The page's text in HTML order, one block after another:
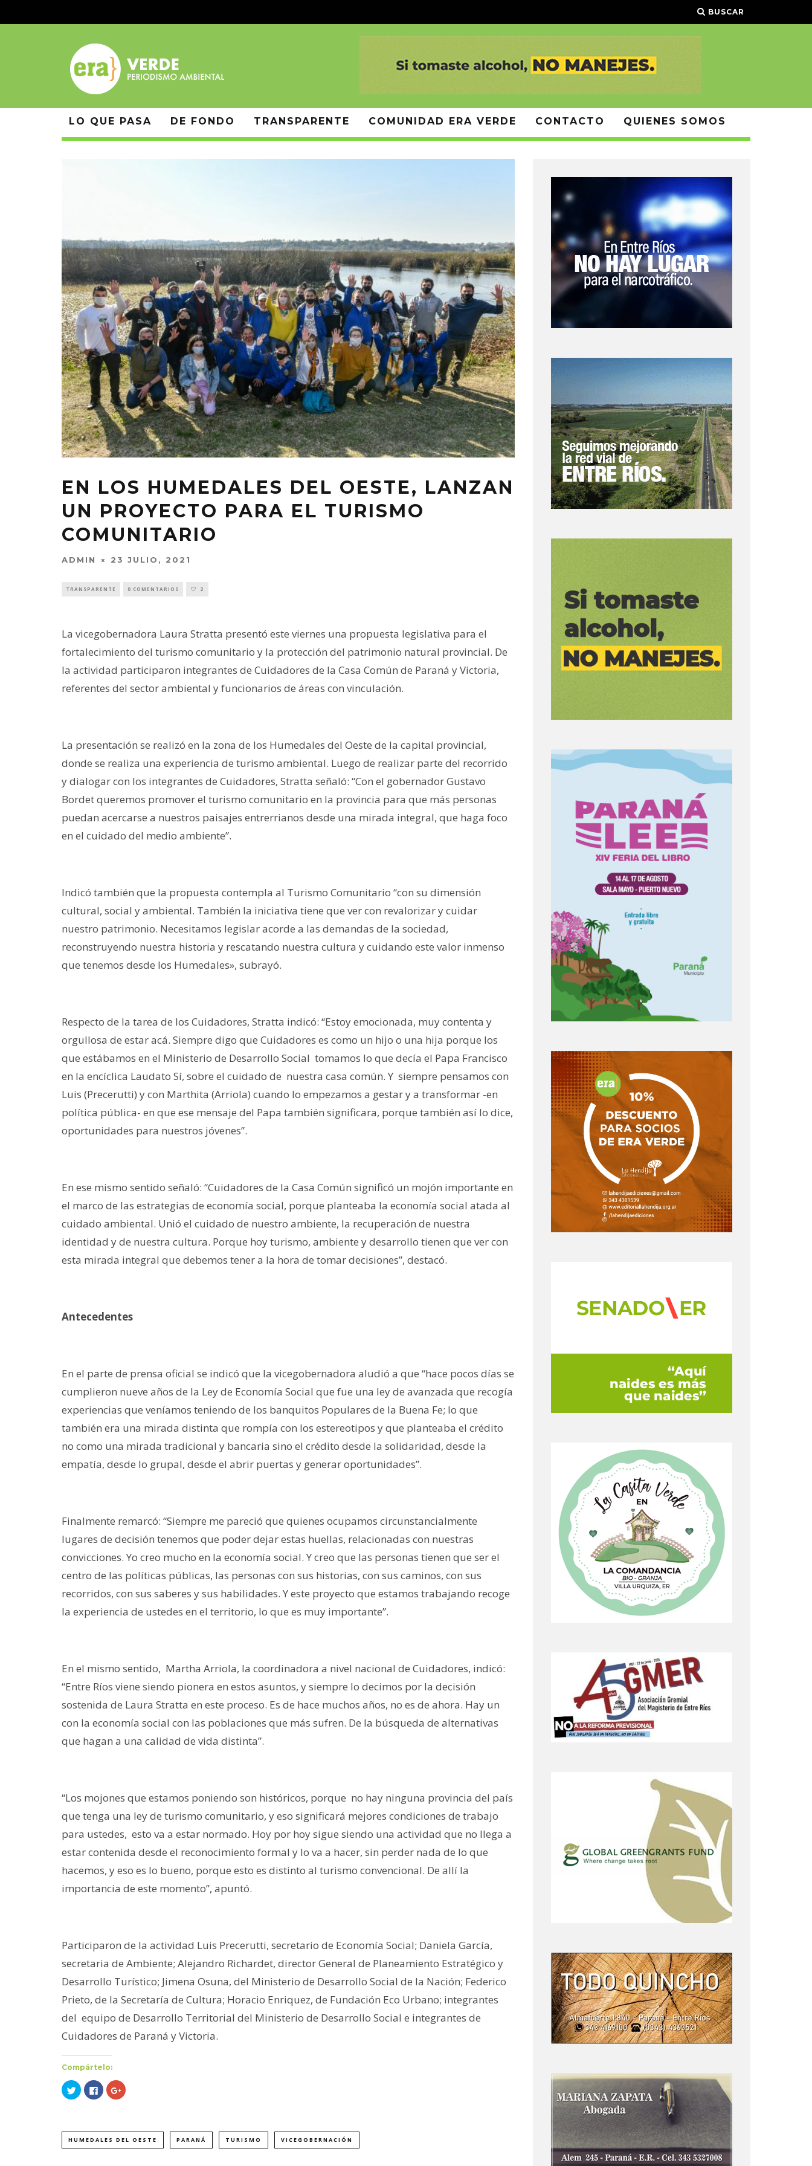
BUSCAR
LO QUE PASA DE FONDO TRANSPARENTE COMUNIDAD ERA VERDE CONTACTO QUIENES SOMOS
EN LOS HUMEDALES DEL OESTE, LANZAN
UN PROYECTO PARA EL TURISMO
COMUNITARIO
ADMIN 23 JULIO, 2021
TRANSPARENTE 0 COMENTARIOS 2
La vicegobernadora Laura Stratta presentó este viernes una propuesta legislativa para el
fortalecimiento del turismo comunitario y la protección del patrimonio natural provincial. De
la actividad participaron integrantes de Cuidadores de la Casa Común de Paraná y Victoria,
referentes del sector ambiental y funcionarios de áreas con vinculación.
La presentación se realizó en la zona de los Humedales del Oeste de la capital provincial,
donde se realiza una experiencia de turismo ambiental. Luego de realizar parte del recorrido
y dialogar con los integrantes de Cuidadores, Stratta señaló: “Con el gobernador Gustavo
Bordet queremos promover el turismo comunitario en la provincia para que más personas
puedan acercarse a nuestros paisajes entrerrianos desde una mirada integral, que haga foco
en el cuidado del medio ambiente”.
Indicó también que la propuesta contempla al Turismo Comunitario “con su dimensión
cultural, social y ambiental. También la iniciativa tiene que ver con revalorizar y cuidar
nuestro patrimonio. Necesitamos legislar acorde a las demandas de la sociedad,
reconstruyendo nuestra historia y rescatando nuestra cultura y cuidando este valor inmenso
que tenemos desde los Humedales», subrayó.
Respecto de la tarea de los Cuidadores, Stratta indicó: “Estoy emocionada, muy contenta y
orgullosa de estar acá. Siempre digo que Cuidadores es como un hijo o una hija porque los
que estábamos en el Ministerio de Desarrollo Social tomamos lo que decía el Papa Francisco
en la encíclica Laudato Sí, sobre el cuidado de nuestra casa común. Y siempre pensamos con
Luis (Precerutti) y con Marthita (Arriola) cuando lo empezamos a gestar y a transformar -en
política pública- en que ese mensaje del Papa también significara, porque también así lo dice,
oportunidades para nuestros jóvenes”.
En ese mismo sentido señaló: “Cuidadores de la Casa Común significó un mojón importante en
el marco de las estrategias de economía social, porque planteaba la economía social atada al
cuidado ambiental. Unió el cuidado de nuestro ambiente, la recuperación de nuestra
identidad y de nuestra cultura. Porque hoy turismo, ambiente y desarrollo tienen que ver con
esta mirada integral que debemos tener a la hora de tomar decisiones”, destacó.
Antecedentes
En el parte de prensa oficial se indicó que la vicegobernadora aludió a que “hace pocos días se
cumplieron nueve años de la Ley de Economía Social que fue una ley de avanzada que recogía
experiencias que veníamos teniendo de los banquitos Populares de la Buena Fe; lo que
también era una mirada distinta que rompía con los estereotipos y que planteaba el crédito
no como una mirada tradicional y bancaria sino el crédito desde la solidaridad, desde la
empatía, desde lo grupal, desde el abrir puertas y generar oportunidades”.
Finalmente remarcó: “Siempre me pareció que quienes ocupamos circunstancialmente
lugares de decisión tenemos que poder dejar estas huellas, relacionadas con nuestras
convicciones. Yo creo mucho en la economía social. Y creo que las personas tienen que ser el
centro de las políticas públicas, las personas con sus historias, con sus caminos, con sus
recorridos, con sus saberes y sus habilidades. Y este proyecto que estamos trabajando recoge
la experiencia de ustedes en el territorio, lo que es muy importante”.
En el mismo sentido, Martha Arriola, la coordinadora a nivel nacional de Cuidadores, indicó:
“Entre Ríos viene siendo pionera en estos asuntos, y siempre lo decimos por la decisión
sostenida de Laura Stratta en este proceso. Es de hace muchos años, no es de ahora. Hay un
con la economía social con las poblaciones que más sufren. De la búsqueda de alternativas
que hagan a una calidad de vida distinta”.
“Los mojones que estamos poniendo son históricos, porque no hay ninguna provincia del país
que tenga una ley de turismo comunitario, y eso significará mejores condiciones de trabajo
para ustedes, esto va a estar normado. Hoy por hoy sigue siendo una actividad que no llega a
estar contenida desde el reconocimiento formal y lo va a hacer, sin perder nada de lo que
hacemos, y eso es lo bueno, porque esto es distinto al turismo convencional. De allí la
importancia de este momento”, apuntó.
Participaron de la actividad Luis Precerutti, secretario de Economía Social; Daniela García,
secretaria de Ambiente; Alejandro Richardet, director General de Planeamiento Estratégico y
Desarrollo Turístico; Jimena Osuna, del Ministerio de Desarrollo Social de la Nación; Federico
Prieto, de la Secretaría de Cultura; Horacio Enriquez, de Fundación Eco Urbano; integrantes
del equipo de Desarrollo Territorial del Ministerio de Desarrollo Social e integrantes de
Cuidadores de Paraná y Victoria.
Compártelo:
Haz
clic
para
(Se
abre
en
Haz
clic
para
(Se
abre
en
Haz
clic
(Se
abre
en
HUMEDALES DEL OESTE PARANÁ TURISMO VICEGOBERNACIÓN